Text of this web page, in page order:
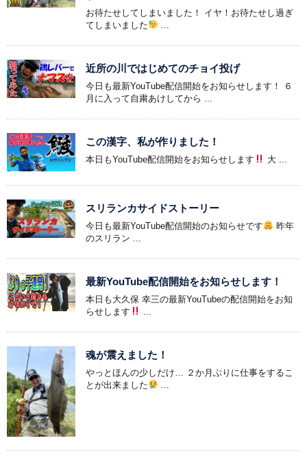
お待たせしてしまいました！ イヤ！お待たせし過ぎ
てしまいました
近所の川ではじめてのチョイ投げ
今日も最新YouTube配信開始をお知らせします！ ６
月に入って自粛あけしてから ...
この漢字、私が作りました！
本日もYouTube配信開始をお知らせします 大 ...
スリランカサイドストーリー
今日も最新YouTube配信開始のお知らせです
昨年
のスリラン ...
最新YouTube配信開始をお知らせします！
本日も大久保 幸三の最新YouTubeの配信開始をお知
らせします
魂が震えました！
やっとほんの少しだけ… ２か月ぶりに仕事をするこ
とが出来ました